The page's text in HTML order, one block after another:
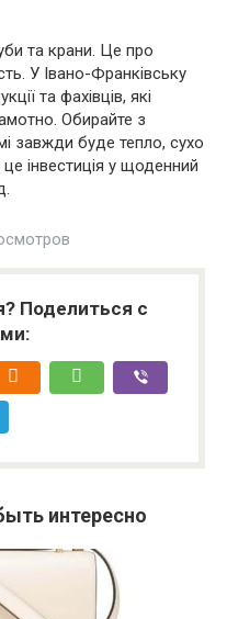
та крани. Це про
У Івано-Франківську
та фахівців, які
Обирайте з
завжди буде тепло, сухо
інвестиція у щоденний
Поделиться с
интересно